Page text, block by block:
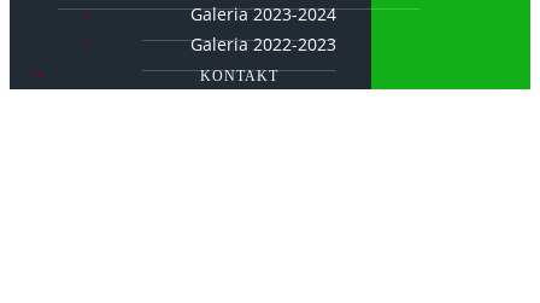
Galeria 2023-2024
Galeria 2022-2023
KONTAKT